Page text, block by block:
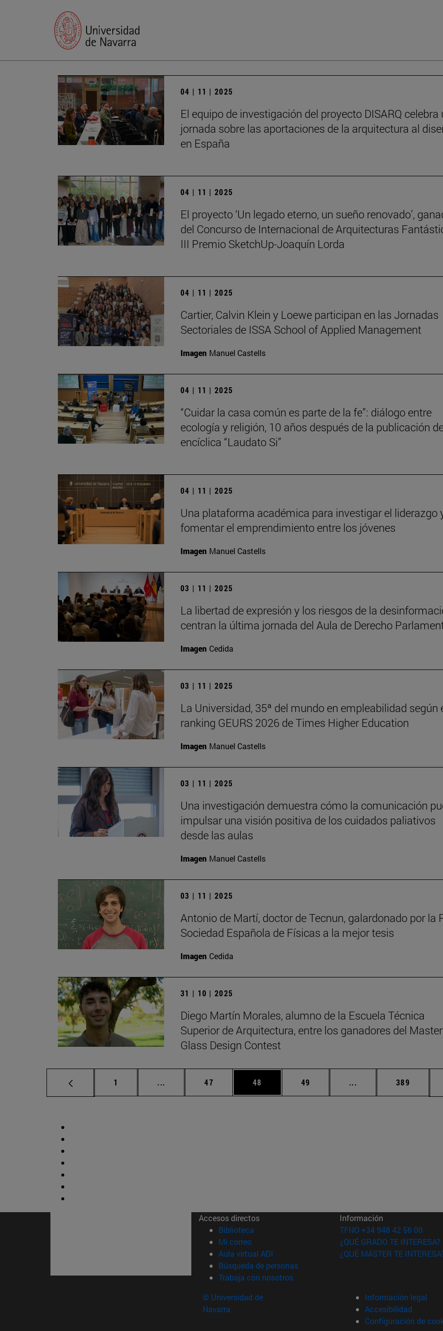
04 | 11 | 2025
El equipo de investigación del proyecto DISARQ celebra
jornada sobre las aportaciones de la arquitectura al
en España
04 | 11 | 2025
El proyecto ‘Un legado eterno, un sueño renovado’,
del Concurso de Internacional de Arquitecturas
III Premio SketchUp-Joaquín Lorda
04 | 11 | 2025
Cartier, Calvin Klein y Loewe participan en las Jornadas
Sectoriales de ISSA School of Applied Management
Imagen Manuel Castells
04 | 11 | 2025
“Cuidar la casa común es parte de la fe”: diálogo entre
ecología y religión, 10 años después de la publicación
encíclica “Laudato Si”
04 | 11 | 2025
Una plataforma académica para investigar el liderazgo
fomentar el emprendimiento entre los jóvenes
Imagen Manuel Castells
03 | 11 | 2025
La libertad de expresión y los riesgos de la
centran la última jornada del Aula de Derecho
Imagen Cedida
03 | 11 | 2025
La Universidad, 35ª del mundo en empleabilidad según
ranking GEURS 2026 de Times Higher Education
Imagen Manuel Castells
03 | 11 | 2025
Una investigación demuestra cómo la comunicación
impulsar una visión positiva de los cuidados paliativos
desde las aulas
Imagen Manuel Castells
03 | 11 | 2025
Antonio de Martí, doctor de Tecnun, galardonado por la
Sociedad Española de Físicas a la mejor tesis
Imagen Cedida
31 | 10 | 2025
Diego Martín Morales, alumno de la Escuela Técnica
Superior de Arquitectura, entre los ganadores del Master
Glass Design Contest
Página
1 ... Páginas intermedias Use TAB para desplazarse.
Página
47 Página
48 Página
49 ... Páginas intermedias
Página
389
Accesos directos
Biblioteca (abre en nueva ventana)
Mi correo(abre en nueva ventana)
Aula virtual ADI (abre en nueva ventana)
Búsqueda de personas(abre en nueva ventana)
Trabaja con nosotros(abre en nueva ventana)
Información
TFNO +34 948 42 56 00
¿QUÉ GRADO TE INTERESA?
¿QUÉ MÁSTER TE
© Universidad de
Navarra
Información legal
Accesibilidad
Configuración de